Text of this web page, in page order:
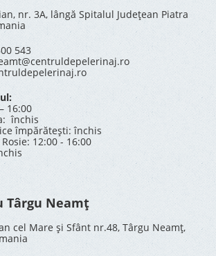
nr. 3A, lângă Spitalul Județean Piatra
543
16:00
închis
împărătești: închis
12:00 - 16:00
Târgu Neamț
cel Mare și Sfânt nr.48, Târgu Neamț,